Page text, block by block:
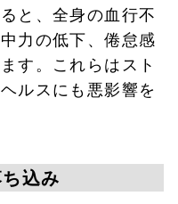
と、全身の血行不
力の低下、倦怠感
す。これらはスト
ルスにも悪影響を
込み